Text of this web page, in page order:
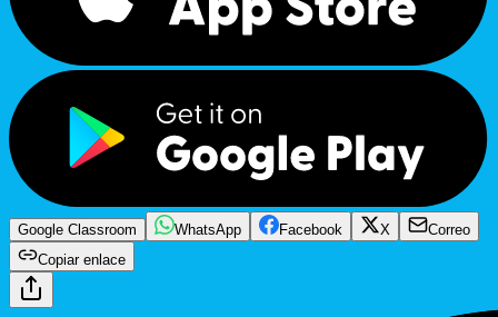
Google Classroom WhatsApp Facebook X
Correo
Copiar enlace